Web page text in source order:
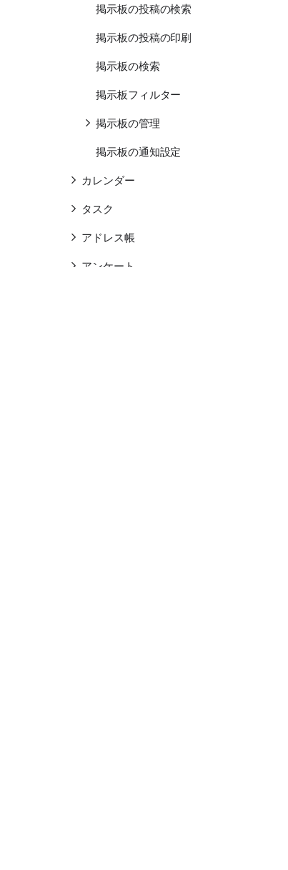
掲示板の投稿の検索
掲示板の投稿の印刷
掲示板の検索
掲示板フィルター
掲示板の管理
掲示板の通知設定
カレンダー
タスク
アドレス帳
アンケート